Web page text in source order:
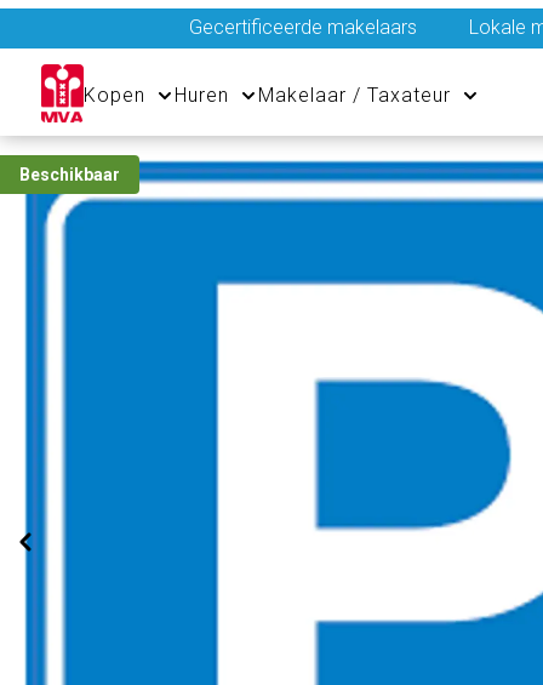
Gecertificeerde makelaars Lokale
Kopen Huren Makelaar / Taxateur
Beschikbaar